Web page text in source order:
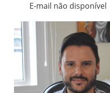
E-mail não disponível